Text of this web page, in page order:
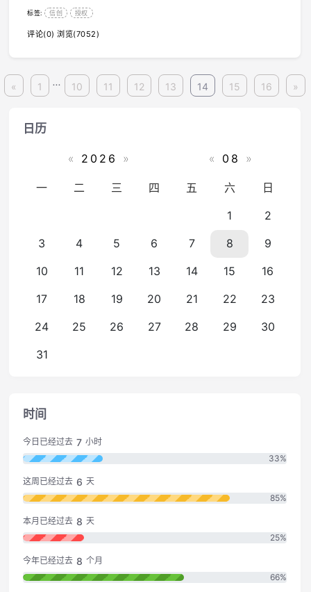
标签: 信创 授权
评论(0) 浏览(7052)
« 1 ... 10 11 12 13 14 15 16 »
日历
« 2026 » « 08 »
一 二 三 四 五 六
日
1
2
3
4 5 6 7 8
9
10
11 12 13 14 15
16
17
18 19 20 21 22
23
24
25 26 27 28 29
30
31
时间
今日已经过去 7 小时
33%
这周已经过去 6 天
85%
本月已经过去 8 天
25%
今年已经过去 8 个月
66%